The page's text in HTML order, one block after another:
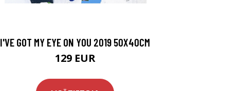
I'VE GOT MY EYE ON YOU 2019 50X40CM
129 EUR